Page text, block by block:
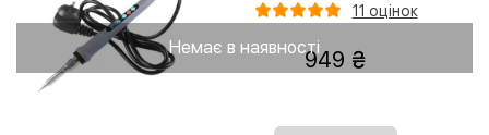
Немає в наявності
11 оцінок
949